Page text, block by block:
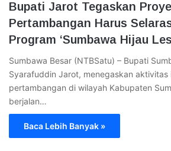
Bupati Jarot Tegaskan
Pertambangan Harus
Program ‘Sumbawa Hijau
Sumbawa Besar (NTBSatu) – Bupati
Syarafuddin Jarot, menegaskan aktivitas
pertambangan di wilayah Kabupaten
berjalan…
Baca Lebih Banyak »